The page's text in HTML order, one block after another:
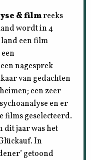
& filmreeks
wordt in 4
een film
nagesprek
van gedachten
een zeer
en er
films geselecteerd.
dit jaar was het
In
getoond